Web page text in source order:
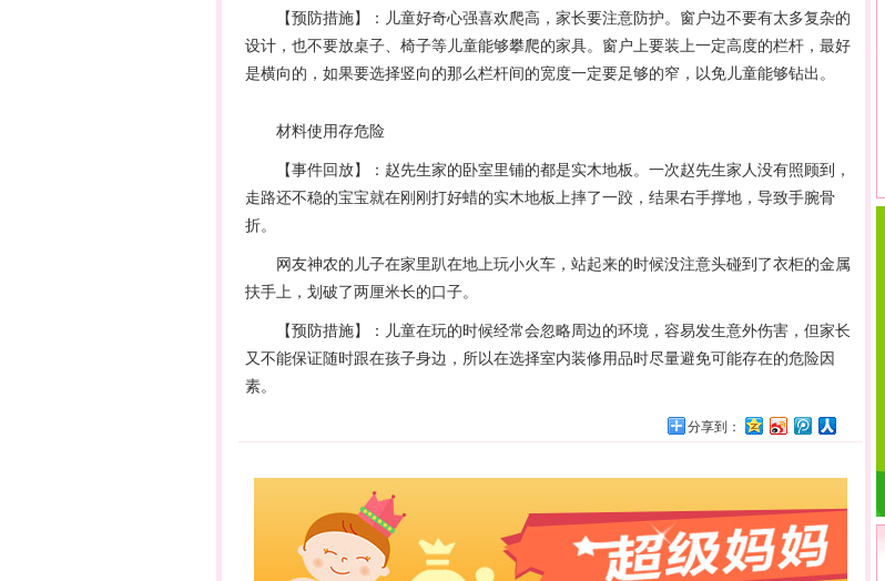
【预防措施】：儿童好奇心强喜欢爬高，家长要注意防护。窗户边不要有太多复杂的
设计，也不要放桌子、椅子等儿童能够攀爬的家具。窗户上要装上一定高度的栏杆，最好
是横向的，如果要选择竖向的那么栏杆间的宽度一定要足够的窄，以免儿童能够钻出。
材料使用存危险
【事件回放】：赵先生家的卧室里铺的都是实木地板。一次赵先生家人没有照顾到，
走路还不稳的宝宝就在刚刚打好蜡的实木地板上摔了一跤，结果右手撑地，导致手腕骨
折。
网友神农的儿子在家里趴在地上玩小火车，站起来的时候没注意头碰到了衣柜的金属
扶手上，划破了两厘米长的口子。
【预防措施】：儿童在玩的时候经常会忽略周边的环境，容易发生意外伤害，但家长
又不能保证随时跟在孩子身边，所以在选择室内装修用品时尽量避免可能存在的危险因
素。
分享到：